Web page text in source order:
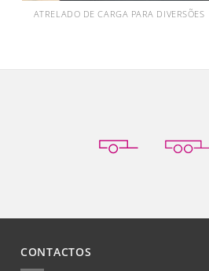
ATRELADO DE CARGA PARA DIVERSÕES
CONTACTOS